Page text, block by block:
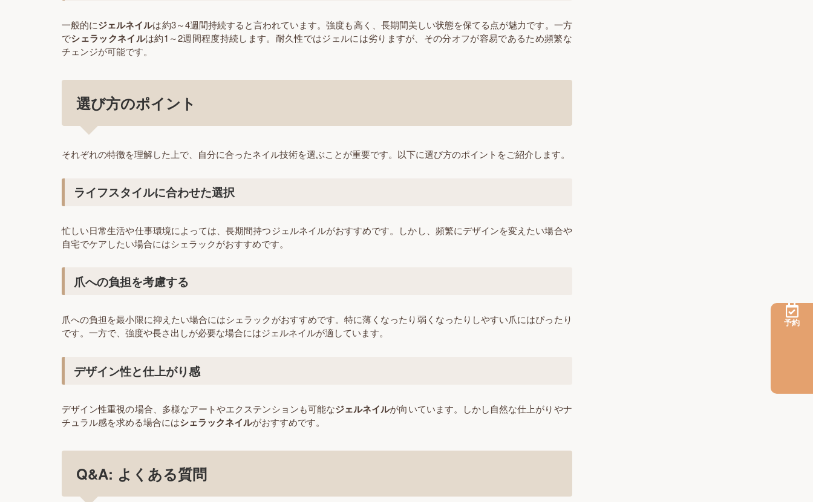
一般的にジェルネイルは約3～4週間持続すると言われています。強度も高く、長期間美しい状態を保てる点が魅力です。一方
でシェラックネイルは約1～2週間程度持続します。耐久性ではジェルには劣りますが、その分オフが容易であるため頻繁な
チェンジが可能です。
選び方のポイント
それぞれの特徴を理解した上で、自分に合ったネイル技術を選ぶことが重要です。以下に選び方のポイントをご紹介します。
ライフスタイルに合わせた選択
忙しい日常生活や仕事環境によっては、長期間持つジェルネイルがおすすめです。しかし、頻繁にデザインを変えたい場合や
自宅でケアしたい場合にはシェラックがおすすめです。
爪への負担を考慮する
爪への負担を最小限に抑えたい場合にはシェラックがおすすめです。特に薄くなったり弱くなったりしやすい爪にはぴったり
です。一方で、強度や長さ出しが必要な場合にはジェルネイルが適しています。
デザイン性と仕上がり感
デザイン性重視の場合、多様なアートやエクステンションも可能なジェルネイルが向いています。しかし自然な仕上がりやナ
チュラル感を求める場合にはシェラックネイルがおすすめです。
Q&A: よくある質問
予約